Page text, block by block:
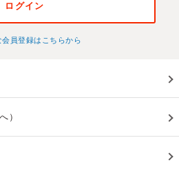
ログイン
会員登録はこちらから
）